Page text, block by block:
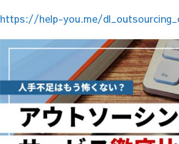
https://help-you.me/